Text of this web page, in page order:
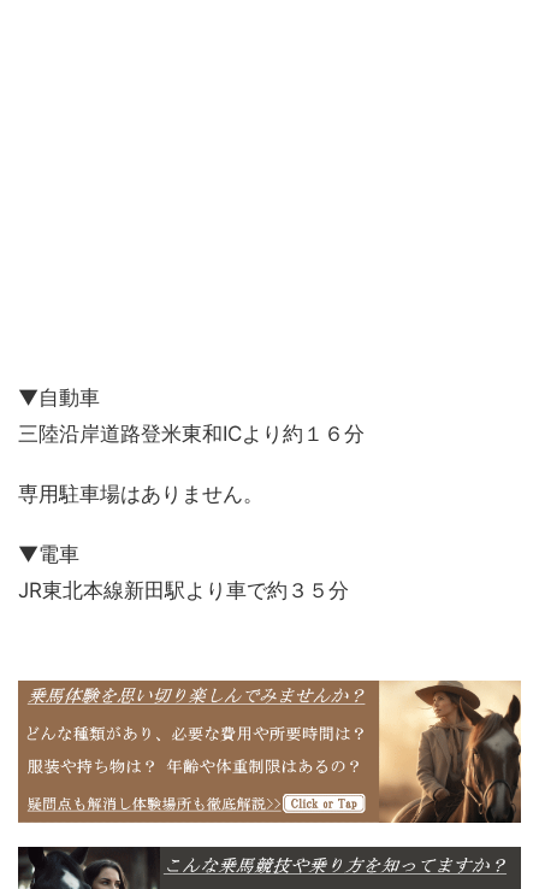
▼自動車
三陸沿岸道路登米東和ICより約１６分
専用駐車場はありません。
▼電車
JR東北本線新田駅より車で約３５分